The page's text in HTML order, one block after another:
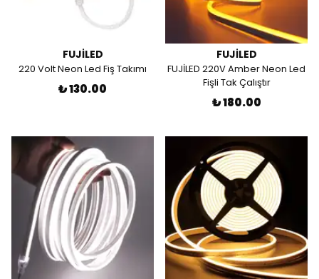
FUJİLED
220 Volt Neon Led Fiş Takımı
₺ 130.00
FUJİLED
FUJİLED 220V Amber Neon Led
Fişli Tak Çalıştır
₺ 180.00